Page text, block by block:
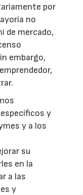
por
no
de mercado,
embargo,
y
y a los
su
en la
a las
y